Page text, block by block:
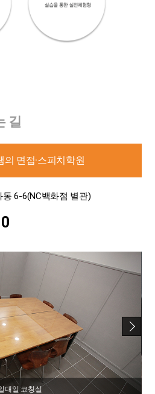
길
의 면접·스피치학원
6-6(NC백화점 별관)
대일 코칭실